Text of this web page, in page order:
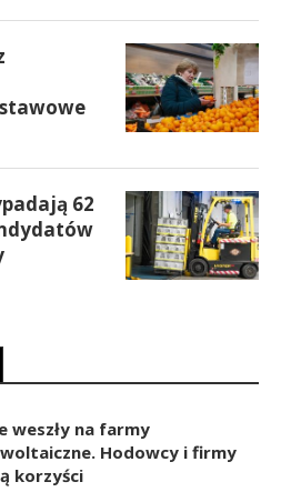
62
weszły na farmy
Hodowcy i firmy
korzyści